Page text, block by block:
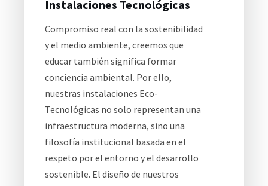
Instalaciones Tecnológicas
Compromiso real con la sostenibilidad
y el medio ambiente, creemos que
educar también significa formar
conciencia ambiental. Por ello,
nuestras instalaciones Eco-
Tecnológicas no solo representan una
infraestructura moderna, sino una
filosofía institucional basada en el
respeto por el entorno y el desarrollo
sostenible. El diseño de nuestros